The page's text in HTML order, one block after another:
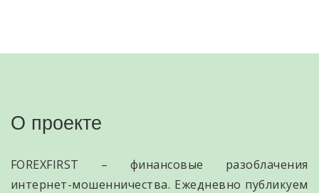
О проекте
FOREXFIRST – финансовые разоблачения
интернет-мошенничества. Ежедневно публикуем